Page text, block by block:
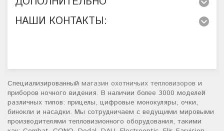
НАШИ КОНТАКТЫ:
Специализированный магазин охотничьих тепловизоров и
приборов ночного видения. В наличии более 3000 моделей
различных типов: прицелы, цифровые монокуляры, очки,
бинокли и насадки. Мы сотрудничаем с ведущими мировыми
производителями тепловизионного оборудования, такими